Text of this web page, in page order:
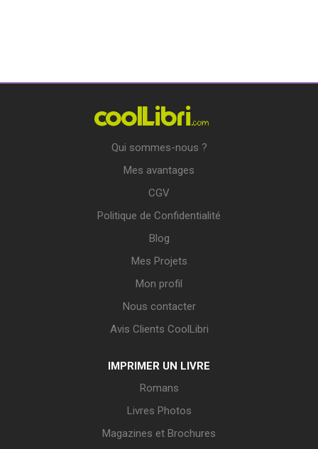
Qui sommes-nous ?
Mes avantages
CGV
Politique de Confidentialité
Blog
Mes Projets
Mon profil
Nous contacter
Avis Clients CoolLibri
IMPRIMER UN LIVRE
Romans
Livres Photos
Magazines et Brochures